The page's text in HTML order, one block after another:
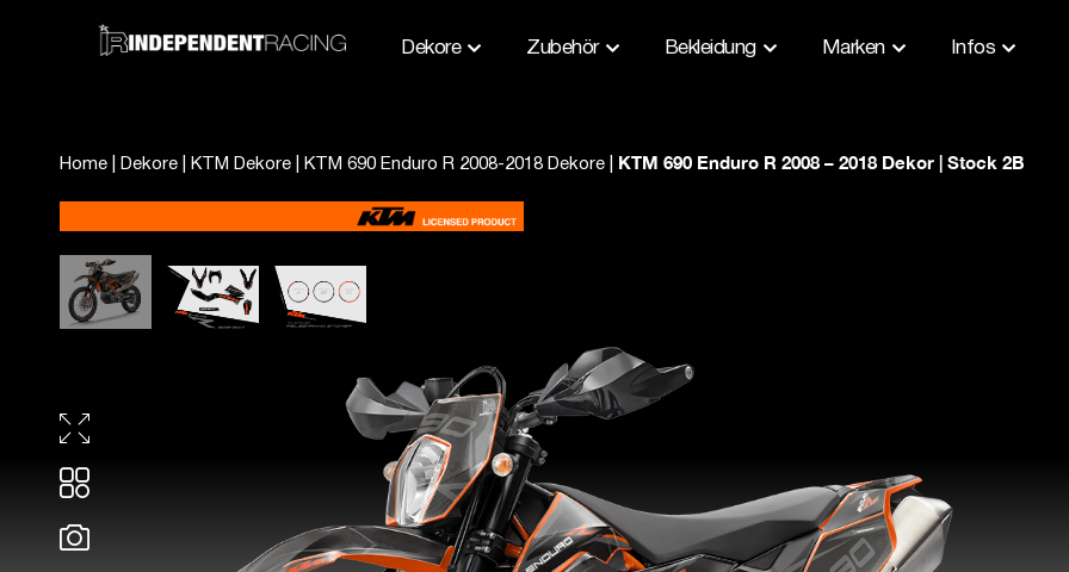
Dekore Zubehör Bekleidung Marken Infos
Home Dekore KTM Dekore KTM 690 Enduro R 2008-2018 Dekore KTM 690 Enduro R 2008 – 2018 Dekor | Stock 2B